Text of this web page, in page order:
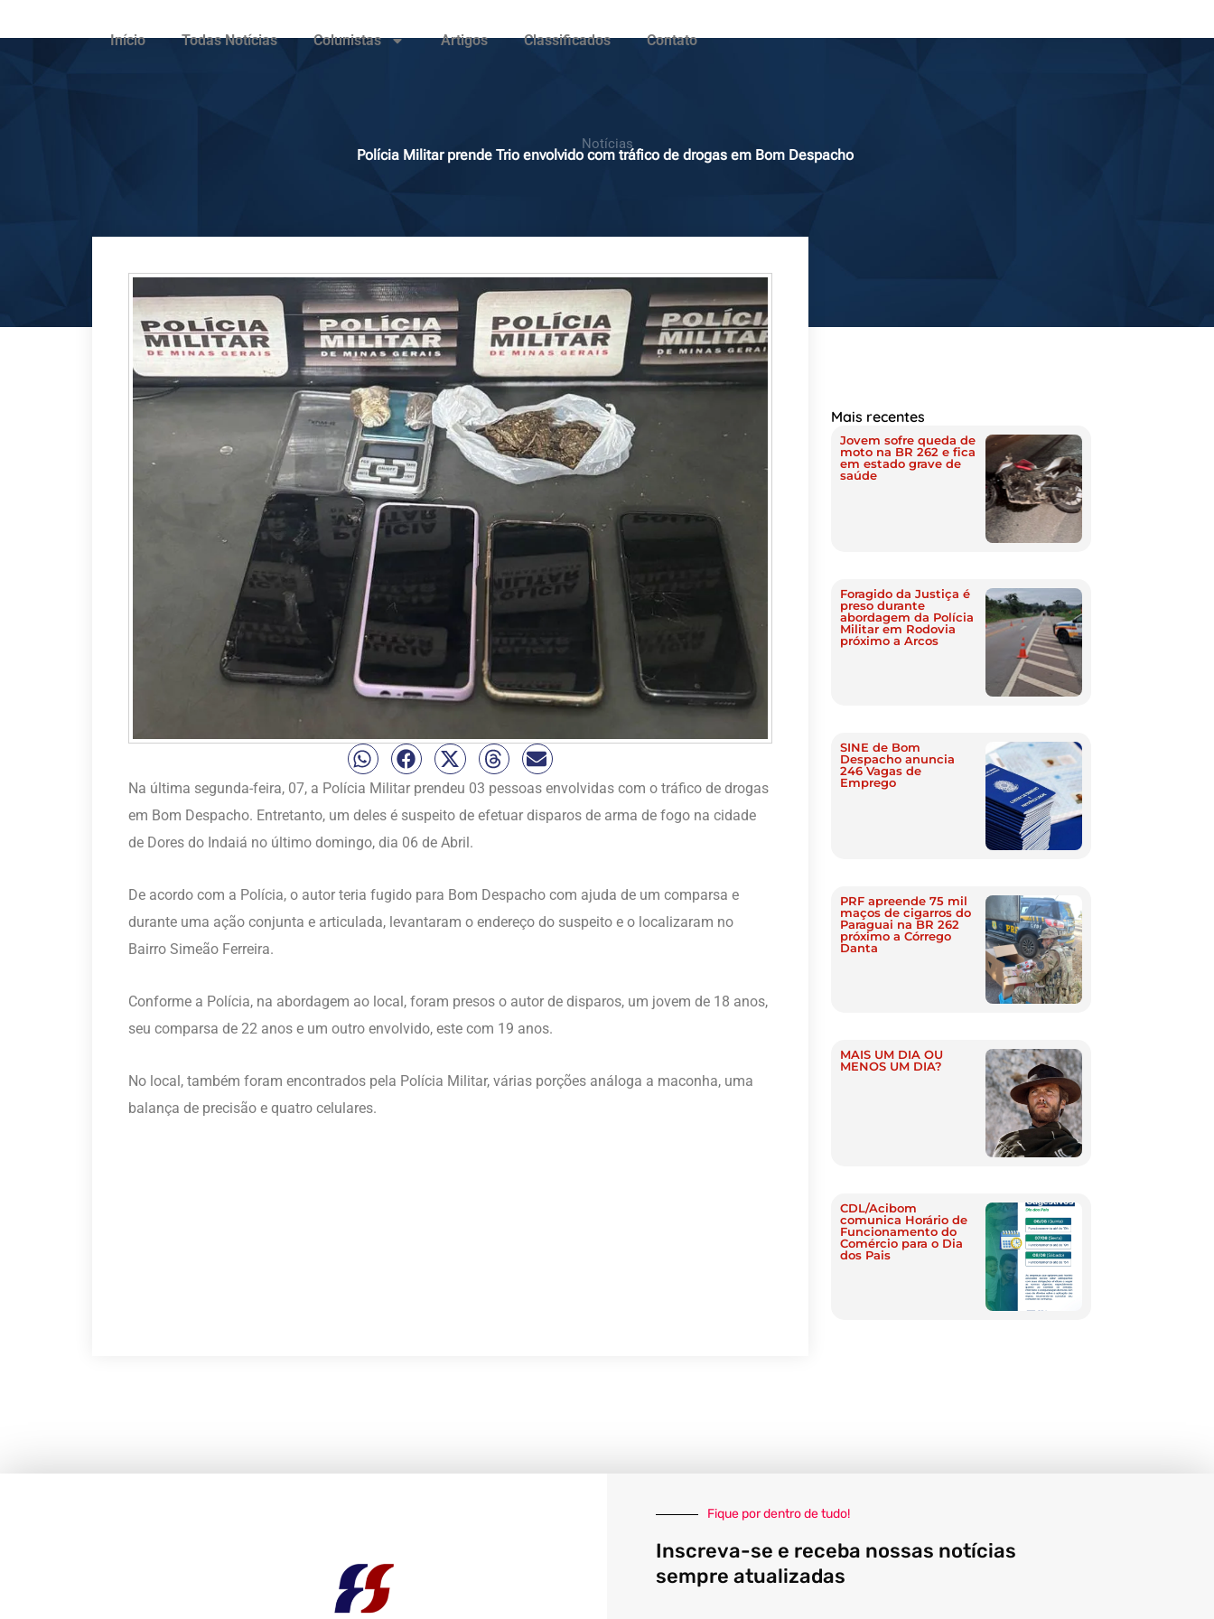
Início Todas Notícias Colunistas Artigos Classificados Contato
Notícias
Polícia Militar prende Trio envolvido com tráfico de drogas em Bom Despacho
Na última segunda-feira, 07, a Polícia Militar prendeu 03 pessoas envolvidas com o tráfico de drogas
em Bom Despacho. Entretanto, um deles é suspeito de efetuar disparos de arma de fogo na cidade
de Dores do Indaiá no último domingo, dia 06 de Abril.
De acordo com a Polícia, o autor teria fugido para Bom Despacho com ajuda de um comparsa e
durante uma ação conjunta e articulada, levantaram o endereço do suspeito e o localizaram no
Bairro Simeão Ferreira.
Conforme a Polícia, na abordagem ao local, foram presos o autor de disparos, um jovem de 18 anos,
seu comparsa de 22 anos e um outro envolvido, este com 19 anos.
No local, também foram encontrados pela Polícia Militar, várias porções análoga a maconha, uma
balança de precisão e quatro celulares.
Mais recentes
Jovem sofre queda de
moto na BR 262 e fica
em estado grave de
saúde
Foragido da Justiça é
preso durante
abordagem da Polícia
Militar em Rodovia
próximo a Arcos
SINE de Bom
Despacho anuncia
246 Vagas de
Emprego
PRF apreende 75 mil
maços de cigarros do
Paraguai na BR 262
próximo a Córrego
Danta
MAIS UM DIA OU
MENOS UM DIA?
CDL/Acibom
comunica Horário de
Funcionamento do
Comércio para o Dia
dos Pais
Fique por dentro de tudo!
Inscreva-se e receba nossas notícias
sempre atualizadas